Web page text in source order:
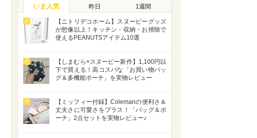
いま人気 昨日 1週間
1
【ニトリデコホーム】スヌーピーグッズ
が想像以上！キッチン・収納・お掃除で
使えるPEANUTSアイテム10選
2
【しまむら×スヌーピー新作】1,100円以
下で買える！高コスパな「お買い物バッ
グ＆多機能ポーチ」を実物レビュー
3
【ミッフィー付録】Colemanの便利さ＆
丈夫さに可愛さをプラス！「バッグ＆ポ
ーチ」2点セットを実物レビュー♪